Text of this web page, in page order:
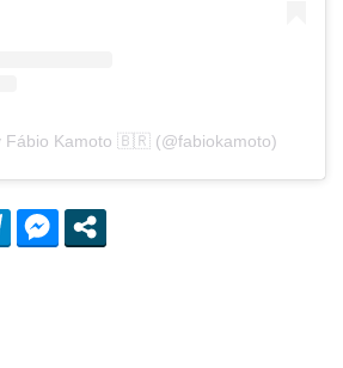
Fábio Kamoto 🇧🇷 (@fabiokamoto)